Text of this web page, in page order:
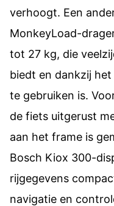
verhoogt. Een
MonkeyLoad-
tot 27 kg, die
biedt en dankzij
te gebruiken is.
de fiets uitgerust
aan het frame is
Bosch Kiox 300-
rijgegevens
navigatie en